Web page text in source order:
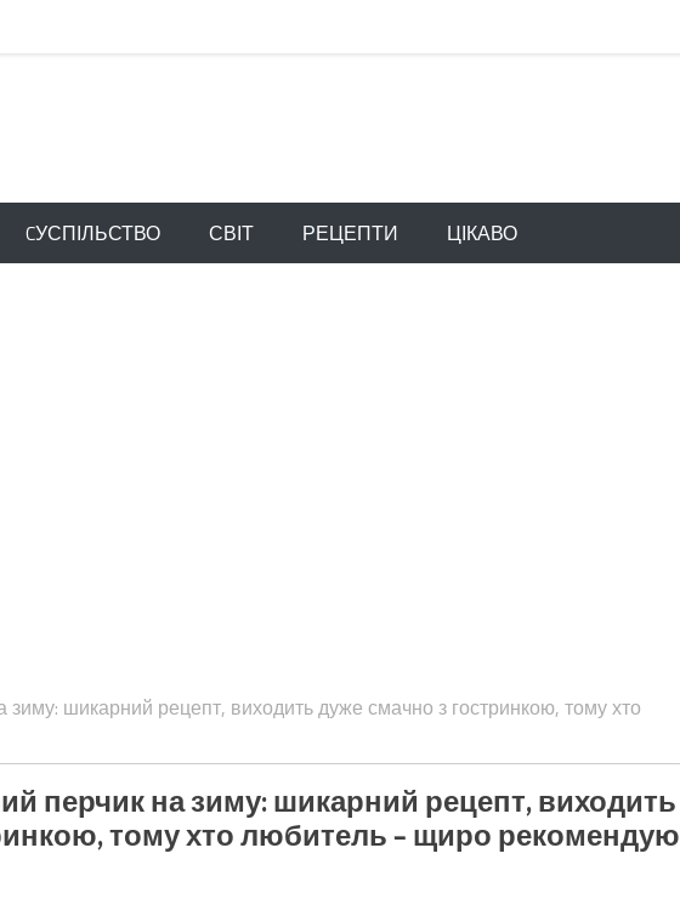
CУСПІЛЬСТВО СВІТ РЕЦЕПТИ ЦІКАВО
шикарний рецепт, виходить дуже смачно з гостринкою, тому хто
перчик на зиму: шикарний рецепт, виходить
тому хто любитель – щиро рекомендую